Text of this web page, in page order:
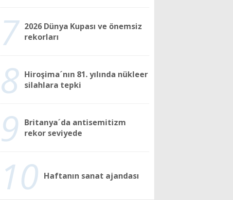
7 2026 Dünya Kupası ve önemsiz
rekorları
8 Hiroşima´nın 81. yılında nükleer
silahlara tepki
9
Britanya´da antisemitizm
rekor seviyede
10 Haftanın sanat ajandası